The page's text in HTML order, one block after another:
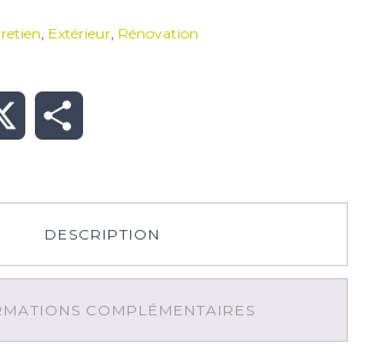
, Extérieur, Rénovation
DESCRIPTION
COMPLÉMENTAIRES